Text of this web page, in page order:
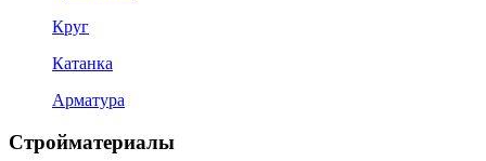
Круг
Катанка
Арматура
Стройматериалы